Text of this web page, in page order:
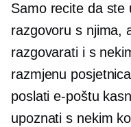
Samo recite da ste
razgovoru s njima,
razgovarati i s
razmjenu
poslati e-poštu
upoznati s nekim